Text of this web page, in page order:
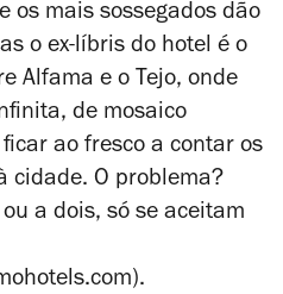
os mais sossegados dão
o ex-líbris do hotel é o
Alfama e o Tejo, onde
de mosaico
ao fresco a contar os
cidade. O problema?
a dois, só se aceitam